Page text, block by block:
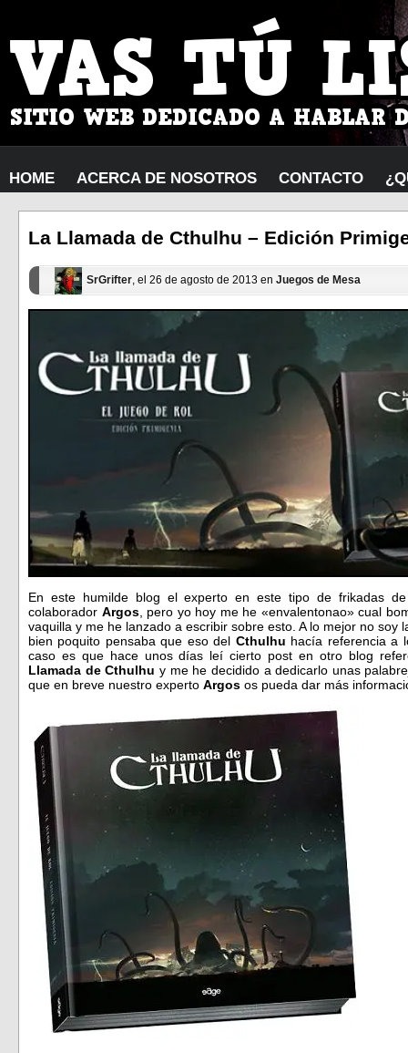
HOME ACERCA DE NOSOTROS CONTACTO
La Llamada de Cthulhu – Edición
SrGrifter, el 26 de agosto de 2013 en Juegos de Mesa
En este humilde blog el experto en este tipo de frikadas
colaborador Argos, pero yo hoy me he «envalentonao» cual
vaquilla y me he lanzado a escribir sobre esto. A lo mejor no soy
bien poquito pensaba que eso del Cthulhu hacía referencia a
caso es que hace unos días leí cierto post en otro blog
Llamada de Cthulhu y me he decidido a dedicarlo unas
que en breve nuestro experto Argos os pueda dar más